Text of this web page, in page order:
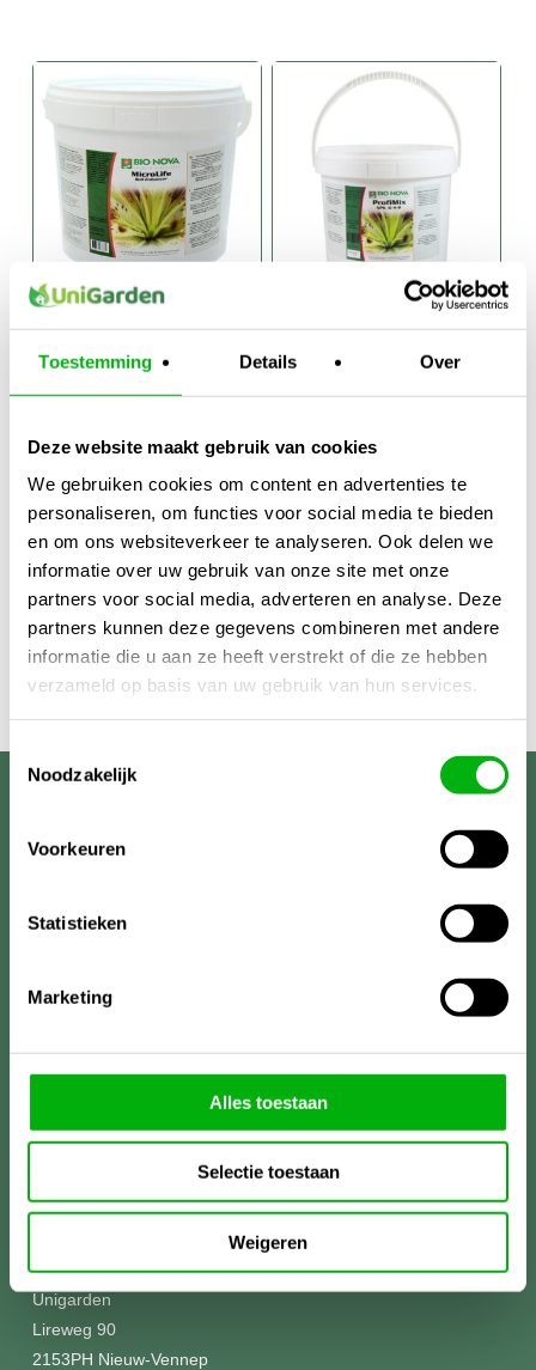
Toestemming Details Over
Deze website maakt gebruik van cookies
We gebruiken cookies om content en advertenties te
personaliseren, om functies voor social media te bieden
en om ons websiteverkeer te analyseren. Ook delen we
informatie over uw gebruik van onze site met onze
partners voor social media, adverteren en analyse. Deze
partners kunnen deze gegevens combineren met andere
informatie die u aan ze heeft verstrekt of die ze hebben
verzameld op basis van uw gebruik van hun services.
Toestemmingsselectie
Noodzakelijk
Voorkeuren
Statistieken
Marketing
Alles toestaan
Selectie toestaan
Weigeren
Bio Nova
microlife 2kg
Bio nova
profimix 2kg
Unigarden
Lireweg 90
2153PH Nieuw-Vennep